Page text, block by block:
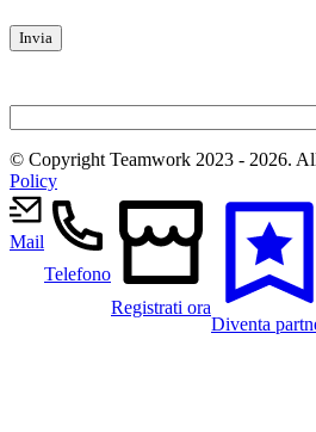
© Copyright Teamwork 2023 - 2026.
Policy
Mail
Telefono
Registrati ora
Diventa